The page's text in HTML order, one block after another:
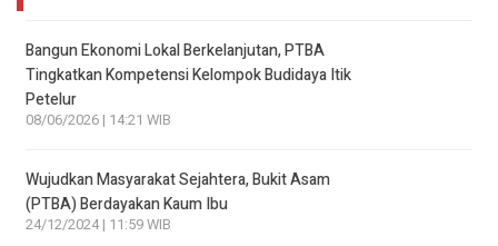
Bangun Ekonomi Lokal Berkelanjutan, PTBA
Tingkatkan Kompetensi Kelompok Budidaya Itik
Petelur
08/06/2026 | 14:21 WIB
Wujudkan Masyarakat Sejahtera, Bukit Asam
(PTBA) Berdayakan Kaum Ibu
24/12/2024 | 11:59 WIB